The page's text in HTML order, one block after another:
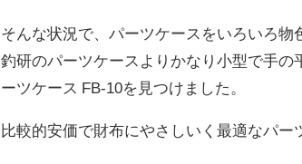
そんな状況で、パーツケースをいろいろ物
釣研のパーツケースよりかなり小型で手の
ーツケース FB-10を見つけました。
比較的安価で財布にやさしいく最適なパー